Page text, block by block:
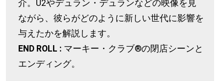
介。U2やデュラン・デュランなどの映像を見
ながら、彼らがどのように新しい世代に影響を
与えたかを解説します。
END ROLL : マーキー・クラブ®の閉店シーンと
エンディング。